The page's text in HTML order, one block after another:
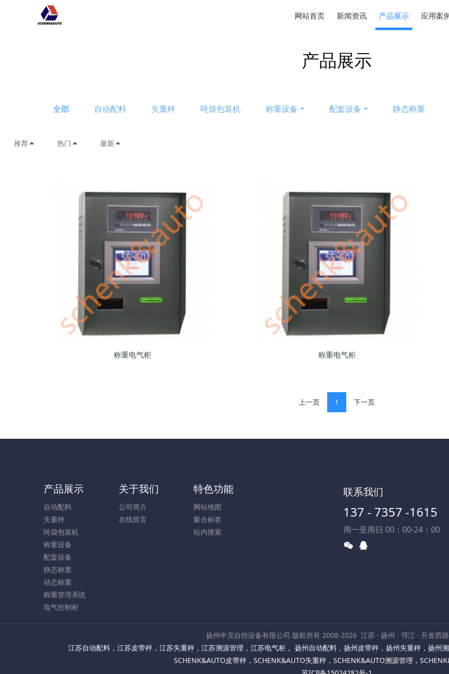
网站首页 新闻资讯 产品展示 应用案
产品展示
全部 自动配料 失重秤 吨袋包装机 称重设备 配套设备 静态称重
推荐 热门 最新
称重电气柜 称重电气柜
上一页 1 下一页
产品展示
自动配料
失重秤
吨袋包装机
称重设备
配套设备
静态称重
动态称重
称重管理系统
电气控制柜
关于我们
公司简介
在线留言
特色功能
网站地图
聚合标签
站内搜索
联系我们
137 - 7357 -1615
周一至周日 00：00-24：00
扬州申克自控设备有限公司 版权所有 2008-2026 江苏 · 扬州 · 邗江 · 开发西
江苏自动配料， 江苏皮带秤， 江苏失重秤， 江苏溯源管理 ， 江苏电气柜， 扬州自动配料， 扬州皮带秤， 扬州失重秤， 扬州
SCHENK&AUTO皮带秤 ， SCHENK&AUTO失重秤 ， SCHENK&AUTO溯源管理 ，